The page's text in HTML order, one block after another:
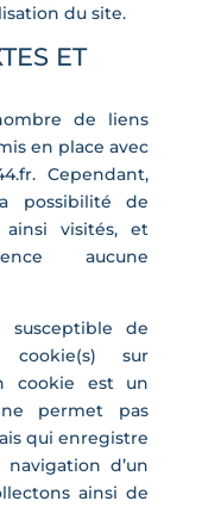
du site.
ET
de liens
en place avec
Cependant,
possibilité de
visités, et
aucune
de
cookie(s) sur
cookie est un
permet pas
qui enregistre
d’un
ainsi de